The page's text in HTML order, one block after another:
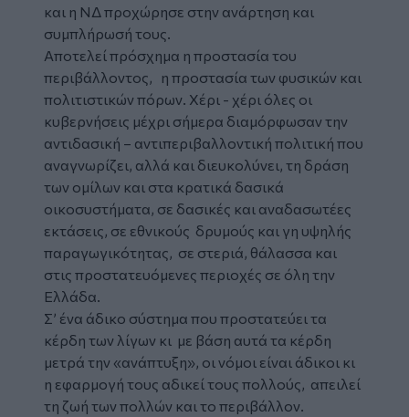
και η ΝΔ προχώρησε στην ανάρτηση και
συμπλήρωσή τους.
Αποτελεί πρόσχημα η προστασία του
περιβάλλοντος, η προστασία των φυσικών και
πολιτιστικών πόρων. Χέρι - χέρι όλες οι
κυβερνήσεις μέχρι σήμερα διαμόρφωσαν την
αντιδασική – αντιπεριβαλλοντική πολιτική που
αναγνωρίζει, αλλά και διευκολύνει, τη δράση
των ομίλων και στα κρατικά δασικά
οικοσυστήματα, σε δασικές και αναδασωτέες
εκτάσεις, σε εθνικούς δρυμούς και γη υψηλής
παραγωγικότητας, σε στεριά, θάλασσα και
στις προστατευόμενες περιοχές σε όλη την
Ελλάδα.
Σ’ ένα άδικο σύστημα που προστατεύει τα
κέρδη των λίγων κι με βάση αυτά τα κέρδη
μετρά την «ανάπτυξη», οι νόμοι είναι άδικοι κι
η εφαρμογή τους αδικεί τους πολλούς, απειλεί
τη ζωή των πολλών και το περιβάλλον.